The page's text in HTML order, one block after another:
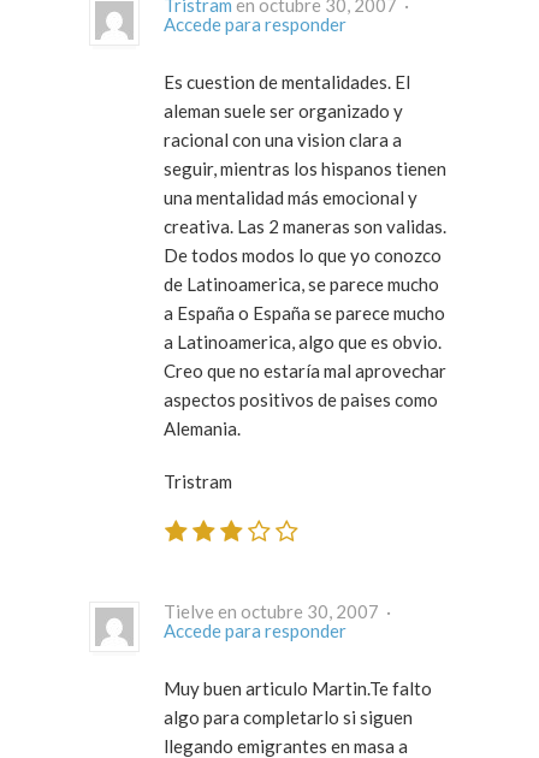
Tristram
en octubre 30, 2007 ·
Accede para responder
Es cuestion de mentalidades. El
aleman suele ser organizado y
racional con una vision clara a
seguir, mientras los hispanos tienen
una mentalidad más emocional y
creativa. Las 2 maneras son validas.
De todos modos lo que yo conozco
de Latinoamerica, se parece mucho
a España o España se parece mucho
a Latinoamerica, algo que es obvio.
Creo que no estaría mal aprovechar
aspectos positivos de paises como
Alemania.
Tristram
Tielve en octubre 30, 2007 ·
Accede para responder
Muy buen articulo Martin.Te falto
algo para completarlo si siguen
llegando emigrantes en masa a